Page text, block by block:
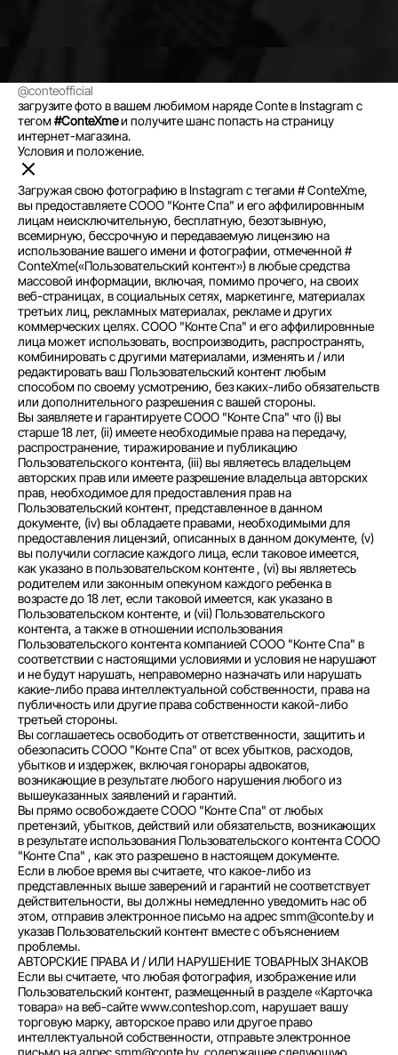
@conteofficial
загрузите фото в вашем любимом наряде Conte в Instagram с
тегом#ConteXmeи получите шанс попасть на страницу
интернет-магазина.
Условия и положение.
Загружая свою фотографию в Instagram с тегами # ConteXme,
вы предоставляете СООО "Конте Спа" и его аффилировнным
лицам неисключительную, бесплатную, безотзывную,
всемирную, бессрочную и передаваемую лицензию на
использование вашего имени и фотографии, отмеченной #
ConteXme(«Пользовательский контент») в любые средства
массовой информации, включая, помимо прочего, на своих
веб-страницах, в социальных сетях, маркетинге, материалах
третьих лиц, рекламных материалах, рекламе и других
коммерческих целях. СООО "Конте Спа" и его аффилировнные
лица может использовать, воспроизводить, распространять,
комбинировать с другими материалами, изменять и / или
редактировать ваш Пользовательский контент любым
способом по своему усмотрению, без каких-либо обязательств
или дополнительного разрешения с вашей стороны.
Вы заявляете и гарантируете СООО "Конте Спа" что (i) вы
старше 18 лет, (ii) имеете необходимые права на передачу,
распространение, тиражирование и публикацию
Пользовательского контента, (iii) вы являетесь владельцем
авторских прав или имеете разрешение владельца авторских
прав, необходимое для предоставления прав на
Пользовательский контент, представленное в данном
документе, (iv) вы обладаете правами, необходимыми для
предоставления лицензий, описанных в данном документе, (v)
вы получили согласие каждого лица, если таковое имеется,
как указано в пользовательском контенте , (vi) вы являетесь
родителем или законным опекуном каждого ребенка в
возрасте до 18 лет, если таковой имеется, как указано в
Пользовательском контенте, и (vii) Пользовательского
контента, а также в отношении использования
Пользовательского контента компанией СООО "Конте Спа" в
соответствии с настоящими условиями и условия не нарушают
и не будут нарушать, неправомерно назначать или нарушать
какие-либо права интеллектуальной собственности, права на
публичность или другие права собственности какой-либо
третьей стороны.
Вы соглашаетесь освободить от ответственности, защитить и
обезопасить СООО "Конте Спа" от всех убытков, расходов,
убытков и издержек, включая гонорары адвокатов,
возникающие в результате любого нарушения любого из
вышеуказанных заявлений и гарантий.
Вы прямо освобождаете СООО "Конте Спа" от любых
претензий, убытков, действий или обязательств, возникающих
в результате использования Пользовательского контента СООО
"Конте Спа" , как это разрешено в настоящем документе.
Если в любое время вы считаете, что какое-либо из
представленных выше заверений и гарантий не соответствует
действительности, вы должны немедленно уведомить нас об
этом, отправив электронное письмо на адрес smm@conte.by и
указав Пользовательский контент вместе с объяснением
проблемы.
АВТОРСКИЕ ПРАВА И / ИЛИ НАРУШЕНИЕ ТОВАРНЫХ ЗНАКОВ
Если вы считаете, что любая фотография, изображение или
Пользовательский контент, размещенный в разделе «Карточка
товара» на веб-сайте www.conteshop.com, нарушает вашу
торговую марку, авторское право или другое право
интеллектуальной собственности, отправьте электронное